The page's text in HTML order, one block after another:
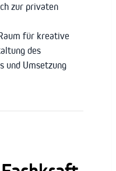
zur privaten
für kreative
des
und Umsetzung